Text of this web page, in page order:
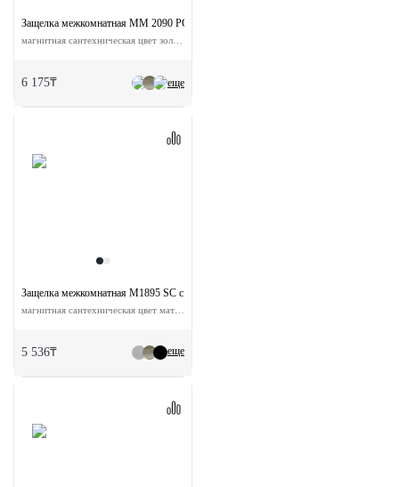
еще
Защелка межкомнатная MM 2090 PG с ответной планкой
6 175₸
еще
Защелка межкомнатная M1895 SC с ответной планкой
5 536₸